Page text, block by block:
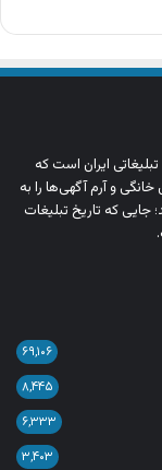
ایران است که
و آرم‌ آگهی‌ها را به‌
که تاریخ تبلیغات
۶۹,۱۰۶
۸,۴۴۵
۶,۳۳۳
۳,۴۰۳